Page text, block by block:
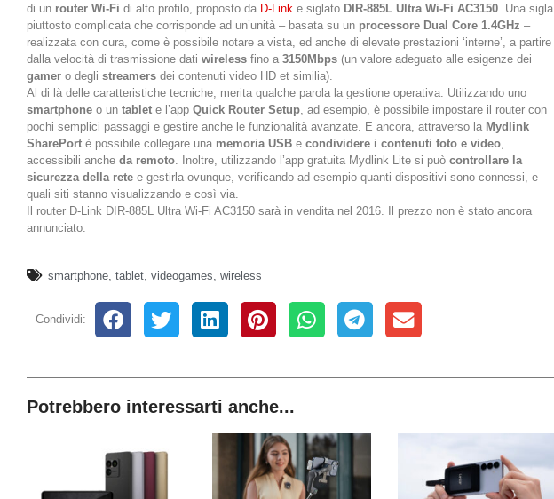
di un router Wi-Fi di alto profilo, proposto da D-Link e siglato DIR-885L Ultra Wi-Fi AC3150. Una sigla
piuttosto complicata che corrisponde ad un’unità – basata su un processore Dual Core 1.4GHz –
realizzata con cura, come è possibile notare a vista, ed anche di elevate prestazioni ‘interne’, a partire
dalla velocità di trasmissione dati wireless fino a 3150Mbps (un valore adeguato alle esigenze dei
gamer o degli streamers dei contenuti video HD et similia).
Al di là delle caratteristiche tecniche, merita qualche parola la gestione operativa. Utilizzando uno
smartphone o un tablet e l’app Quick Router Setup, ad esempio, è possibile impostare il router con
pochi semplici passaggi e gestire anche le funzionalità avanzate. E ancora, attraverso la Mydlink
SharePort è possibile collegare una memoria USB e condividere i contenuti foto e video,
accessibili anche da remoto. Inoltre, utilizzando l’app gratuita Mydlink Lite si può controllare la
sicurezza della rete e gestirla ovunque, verificando ad esempio quanti dispositivi sono connessi, e
quali siti stanno visualizzando e così via.
Il router D-Link DIR-885L Ultra Wi-Fi AC3150 sarà in vendita nel 2016. Il prezzo non è stato ancora
annunciato.
smartphone tablet videogames wireless
Condividi:
Potrebbero interessarti anche...